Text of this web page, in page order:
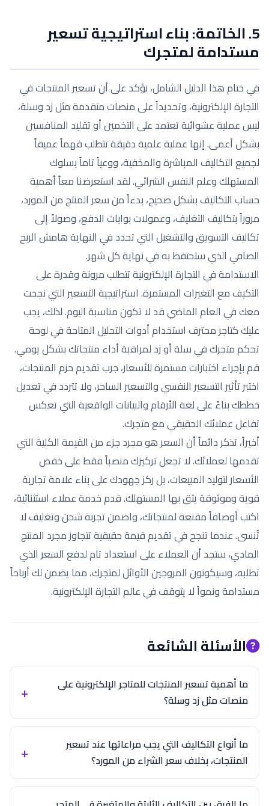
5. الخاتمة: بناء استراتيجية تسعير
مستدامة لمتجرك
في ختام هذا الدليل الشامل، نؤكد على أن تسعير المنتجات في
التجارة الإلكترونية، وتحديداً على منصات متقدمة مثل زد وسلة،
ليس عملية عشوائية تعتمد على التخمين أو تقليد المنافسين
بشكل أعمى. إنها عملية علمية دقيقة تتطلب فهماً عميقاً
لجميع التكاليف المباشرة والمخفية، ووعياً تاماً بسلوك
المستهلك وعلم النفس الشرائي. لقد استعرضنا معاً أهمية
حساب التكاليف بشكل صحيح، بدءاً من سعر المنتج من المورد،
مروراً بتكاليف التغليف، وعمولات بوابات الدفع، وصولاً إلى
تكاليف التسويق والتشغيل التي تحدد في النهاية هامش الربح
الصافي الذي ستحتفظ به في نهاية كل شهر.
الاستدامة في التجارة الإلكترونية تتطلب مرونة وقدرة على
التكيف مع التغيرات المستمرة. استراتيجية التسعير التي نجحت
معك في العام الماضي قد لا تكون مناسبة اليوم. لذلك، يجب
عليك كتاجر محترف استخدام أدوات التحليل المتاحة في لوحة
تحكم متجرك في سلة أو زد لمراقبة أداء منتجاتك بشكل يومي.
قم بإجراء اختبارات مستمرة للأسعار، جرب تقديم حزم المنتجات،
اختبر تأثير التسعير النفسي والتسعير الساحر، ولا تتردد في تعديل
خططك بناءً على لغة الأرقام والبيانات الواقعية التي تعكس
تفاعل عملائك الحقيقي مع متجرك.
أخيراً، تذكر دائماً أن السعر هو مجرد جزء من القيمة الكلية التي
تقدمها لعملائك. لا تجعل تركيزك منصباً فقط على خفض
الأسعار لتوليد المبيعات، بل ركز جهودك على بناء علامة تجارية
قوية وموثوقة يثق بها المستهلك. قدم خدمة عملاء استثنائية،
اكتب أوصافاً مقنعة لمنتجاتك، واضمن تجربة شحن وتغليف لا
تُنسى. عندما تنجح في تقديم قيمة حقيقية تتجاوز مجرد المنتج
المادي، ستجد أن العملاء على استعداد تام لدفع السعر الذي
تطلبه، وسيكونون المروجين الأوائل لمتجرك، مما يضمن لك أرباحاً
مستدامة ونمواً لا يتوقف في عالم التجارة الإلكترونية.
الأسئلة الشائعة
ما أهمية تسعير المنتجات للمتاجر الإلكترونية على
منصات مثل زد وسلة؟
ما أنواع التكاليف التي يجب مراعاتها عند تسعير
المنتجات، بخلاف سعر الشراء من المورد؟